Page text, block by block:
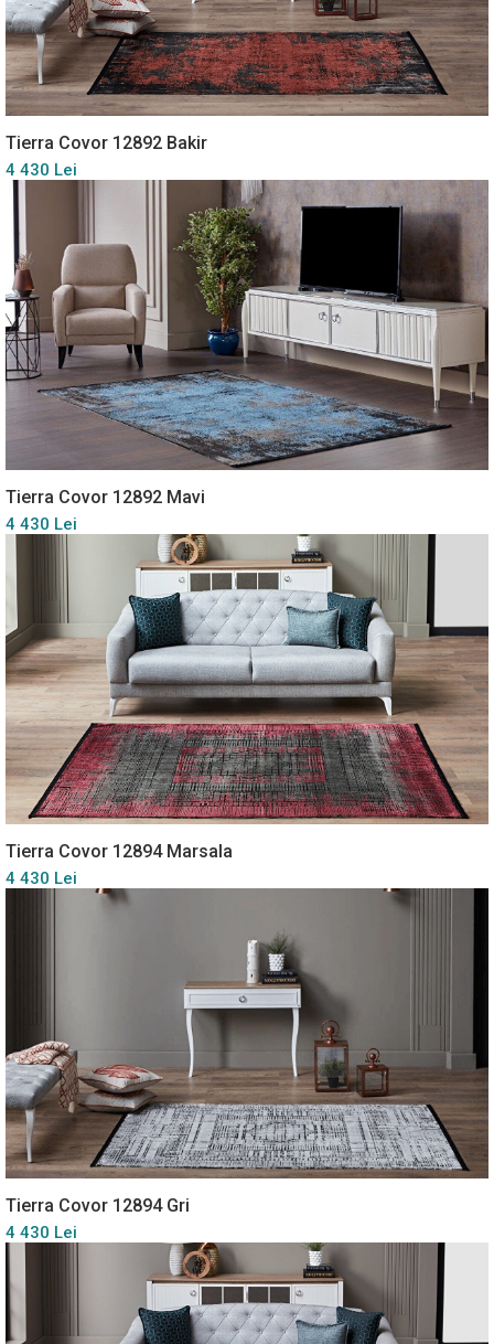
Tierra Covor 12892 Bakir
4 430 Lei
Tierra Covor 12892 Mavi
4 430 Lei
Tierra Covor 12894 Marsala
4 430 Lei
Tierra Covor 12894 Gri
4 430 Lei